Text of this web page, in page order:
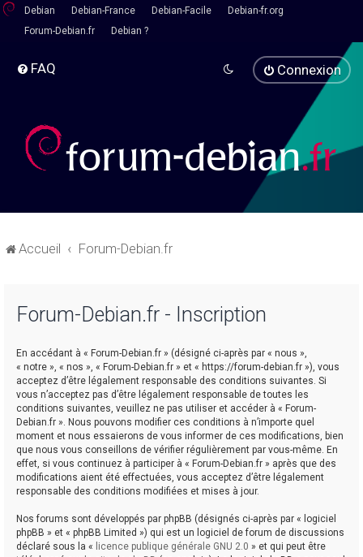
Debian Debian-France Debian-Facile
Debian-fr.org
Forum-Debian.fr
Debian ?
FAQ Connexion
Accueil Forum-Debian.fr
Forum-Debian.fr - Inscription
En accédant à « Forum-Debian.fr » (désigné ci-après par « nous »,
« notre », « nos », « Forum-Debian.fr » et « https://forum-debian.fr »), vous
acceptez d’être légalement responsable des conditions suivantes. Si
vous n’acceptez pas d’être légalement responsable de toutes les
conditions suivantes, veuillez ne pas utiliser et accéder à « Forum-
Debian.fr ». Nous pouvons modifier ces conditions à n’importe quel
moment et nous essaierons de vous informer de ces modifications, bien
que nous vous conseillons de vérifier régulièrement par vous-même. En
effet, si vous continuez à participer à « Forum-Debian.fr » après que des
modifications aient été effectuées, vous acceptez d’être légalement
responsable des conditions modifiées et mises à jour.
Nos forums sont développés par phpBB (désignés ci-après par « logiciel
phpBB » et « phpBB Limited ») qui est un logiciel de forum de discussions
déclaré sous la « licence publique générale GNU 2.0 » et qui peut être